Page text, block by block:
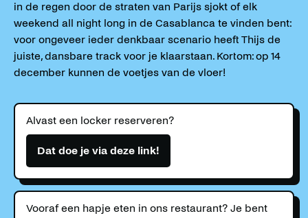
in de regen door de straten van Parijs sjokt of elk
weekend all night long in de Casablanca te vinden bent:
voor ongeveer ieder denkbaar scenario heeft Thijs de
juiste, dansbare track voor je klaarstaan. Kortom: op 14
december kunnen de voetjes van de vloer!
Alvast een locker reserveren?
Dat doe je via deze link!
Vooraf een hapje eten in ons restaurant? Je bent